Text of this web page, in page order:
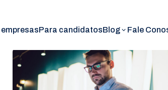
Para candidatosBlog Fale